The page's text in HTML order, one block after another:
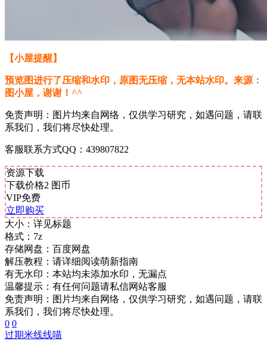
【小屋提醒】
预览图进行了压缩和水印，原图无压缩，无本站水印。来源：
图小屋，谢谢！^^
免责声明：图片均来自网络，仅供学习研究，如遇问题，请联
系我们，我们将尽快处理。
客服联系方式QQ：439807822
资源下载
下载价格2 图币
VIP免费
立即购买
大小： 详见标题
格式： 7z
存储网盘： 百度网盘
解压教程： 请详细阅读萌新指南
有无水印： 本站均未添加水印，无漏点
温馨提示： 有任何问题请私信网站客服
免责声明：图片均来自网络，仅供学习研究，如遇问题，请联
系我们，我们将尽快处理。
0 0
过期米线线喵